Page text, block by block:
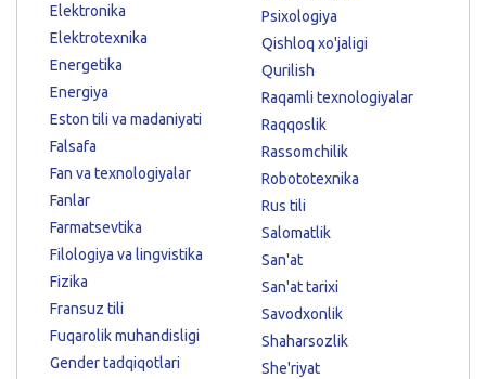
Elektronika
Elektrotexnika
Energetika
Energiya
Eston tili va madaniyati
Falsafa
Fan va texnologiyalar
Fanlar
Farmatsevtika
Filologiya va lingvistika
Fizika
Fransuz tili
Fuqarolik muhandisligi
Gender tadqiqotlari
Psixologiya
Qishloq xo'jaligi
Qurilish
Raqamli texnologiyalar
Raqqoslik
Rassomchilik
Robototexnika
Rus tili
Salomatlik
San'at
San'at tarixi
Savodxonlik
Shaharsozlik
She'riyat